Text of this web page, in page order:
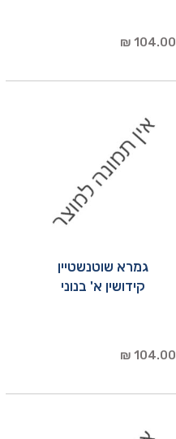
104.00 ₪
גמרא שוטנשטיין
קידושין א' בנוני
104.00 ₪